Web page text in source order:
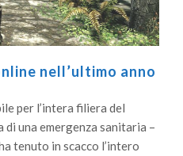
nell’ultimo anno
per l’intera filiera del
di una emergenza sanitaria –
tenuto in scacco l’intero